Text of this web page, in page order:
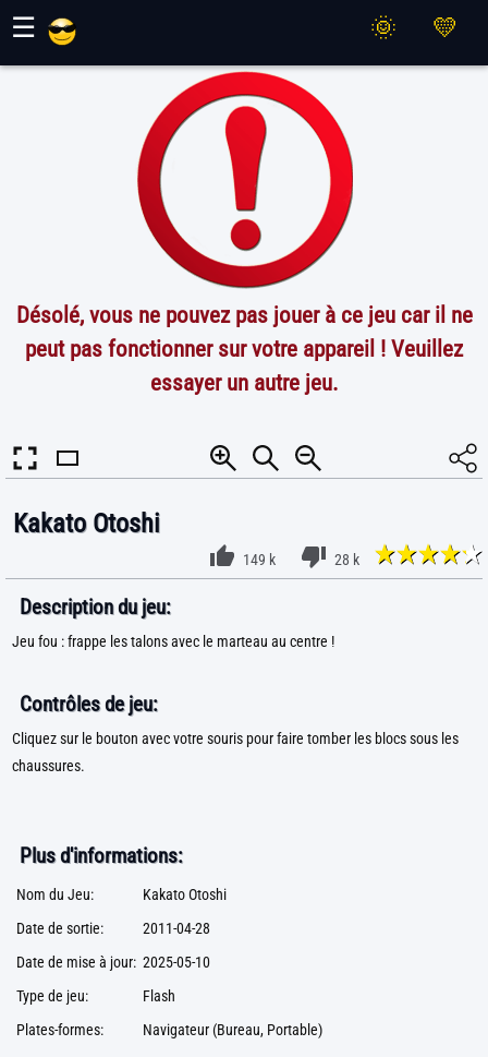
☰
Désolé, vous ne pouvez pas jouer à ce jeu car il ne
peut pas fonctionner sur votre appareil ! Veuillez
essayer un autre jeu.
Kakato Otoshi
149 k 28 k
Description du jeu:
Jeu fou : frappe les talons avec le marteau au centre !
Contrôles de jeu:
Cliquez sur le bouton avec votre souris pour faire tomber les blocs sous les
chaussures.
Plus d'informations:
Nom du Jeu:
Kakato Otoshi
Date de sortie:
2011-04-28
Date de mise à jour: 2025-05-10
Type de jeu:
Flash
Plates-formes:
Navigateur (Bureau, Portable)